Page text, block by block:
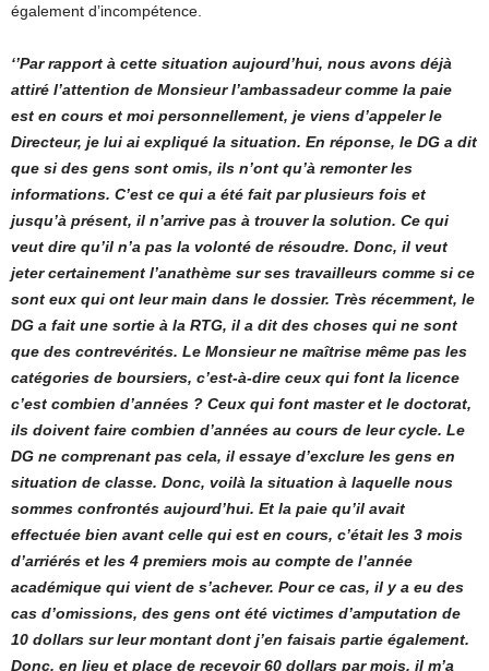
également d’incompétence.
‘’Par rapport à cette situation aujourd’hui, nous avons déjà
attiré l’attention de Monsieur l’ambassadeur comme la paie
est en cours et moi personnellement, je viens d’appeler le
Directeur, je lui ai expliqué la situation. En réponse, le DG a dit
que si des gens sont omis, ils n’ont qu’à remonter les
informations. C’est ce qui a été fait par plusieurs fois et
jusqu’à présent, il n’arrive pas à trouver la solution. Ce qui
veut dire qu’il n’a pas la volonté de résoudre. Donc, il veut
jeter certainement l’anathème sur ses travailleurs comme si ce
sont eux qui ont leur main dans le dossier. Très récemment, le
DG a fait une sortie à la RTG, il a dit des choses qui ne sont
que des contrevérités. Le Monsieur ne maîtrise même pas les
catégories de boursiers, c’est-à-dire ceux qui font la licence
c’est combien d’années ? Ceux qui font master et le doctorat,
ils doivent faire combien d’années au cours de leur cycle. Le
DG ne comprenant pas cela, il essaye d’exclure les gens en
situation de classe. Donc, voilà la situation à laquelle nous
sommes confrontés aujourd’hui. Et la paie qu’il avait
effectuée bien avant celle qui est en cours, c’était les 3 mois
d’arriérés et les 4 premiers mois au compte de l’année
académique qui vient de s’achever. Pour ce cas, il y a eu des
cas d’omissions, des gens ont été victimes d’amputation de
10 dollars sur leur montant dont j’en faisais partie également.
Donc, en lieu et place de recevoir 60 dollars par mois, il m’a